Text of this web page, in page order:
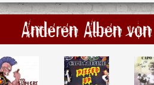
Anderen Alben